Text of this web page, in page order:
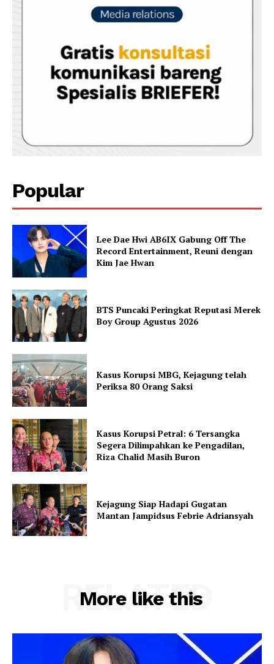
Popular
Lee Dae Hwi AB6IX Gabung Off The
Record Entertainment, Reuni dengan
Kim Jae Hwan
BTS Puncaki Peringkat Reputasi Merek
Boy Group Agustus 2026
Kasus Korupsi MBG, Kejagung telah
Periksa 80 Orang Saksi
Kasus Korupsi Petral: 6 Tersangka
Segera Dilimpahkan ke Pengadilan,
Riza Chalid Masih Buron
Kejagung Siap Hadapi Gugatan
Mantan Jampidsus Febrie Adriansyah
More like this
RELATED